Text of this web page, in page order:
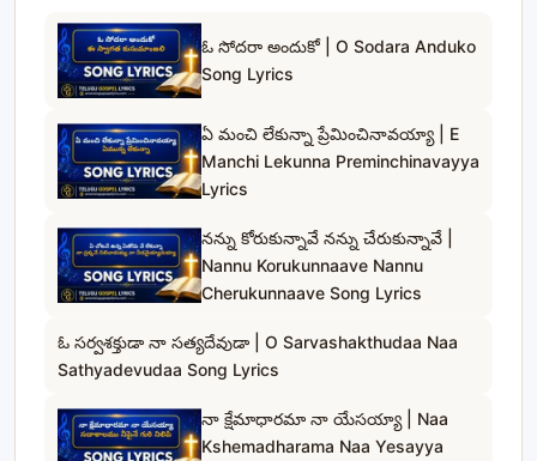
ఓ సోదరా అందుకో | O Sodara Anduko
Song Lyrics
ఏ మంచి లేకున్నా ప్రేమించినావయ్యా | E
Manchi Lekunna Preminchinavayya
Lyrics
నన్ను కోరుకున్నావే నన్ను చేరుకున్నావే |
Nannu Korukunnaave Nannu
Cherukunnaave Song Lyrics
ఓ సర్వశక్తుడా నా సత్యదేవుడా | O Sarvashakthudaa Naa
Sathyadevudaa Song Lyrics
నా క్షేమాధారమా నా యేసయ్యా | Naa
Kshemadharama Naa Yesayya